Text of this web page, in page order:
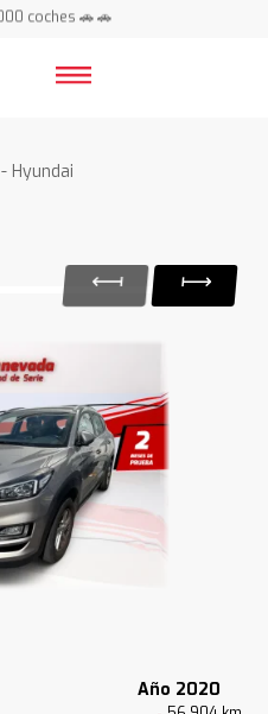
coches 🚗 🚗
- Hyundai
Año 2020